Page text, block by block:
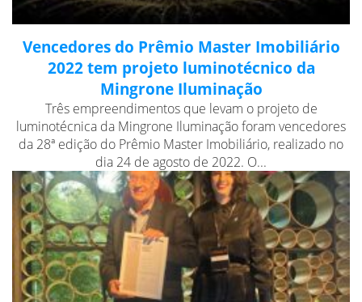
Vencedores do Prêmio Master Imobiliário
2022 tem projeto luminotécnico da
Mingrone Iluminação
Três empreendimentos que levam o projeto de
luminotécnica da Mingrone Iluminação foram vencedores
da 28ª edição do Prêmio Master Imobiliário, realizado no
dia 24 de agosto de 2022. O...